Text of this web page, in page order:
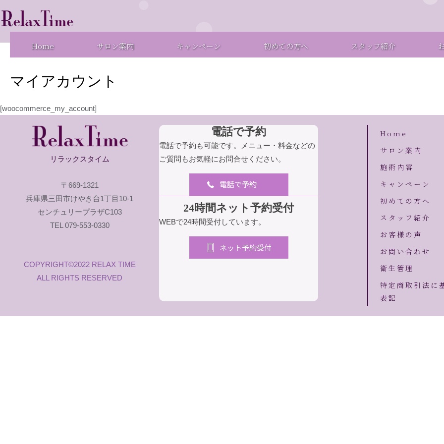
容
Home サロン案内 キャンペーン 初めての方へ スタッフ紹介
マイアカウント
[woocommerce_my_account]
リラックスタイム
〒669-1321
兵庫県三田市けやき台1丁目10-1
センチュリープラザC103
TEL 079-553-0330
COPYRIGHT©2022 RELAX TIME
ALL RIGHTS RESERVED
電話で予約
電話で予約も可能です。メニュー・料金などの
ご質問もお気軽にお問合せください。
電話で予約
24時間ネット予約受付
WEBで24時間受付しています。
ネット予約受付
Home
サロン案内
施術内容
キャンペーン
初めての方へ
スタッフ紹介
お客様の声
お問い合わせ
衛生管理
特定商取引法に
表記